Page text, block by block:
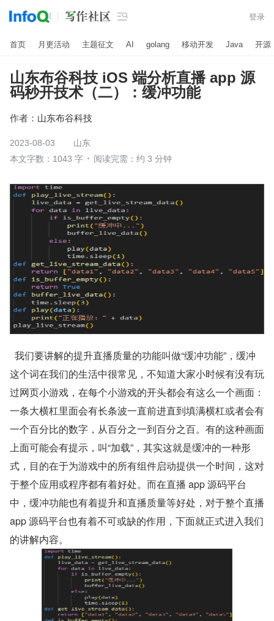
 登录
首页 月更活动 主题征文 AI golang 移动开发 Java 开源
山东布谷科技 iOS 端分析直播 app 源
码秒开技术（二）：缓冲功能
作者： 山东布谷科技
2023-08-03
山东
本文字数：1043 字
阅读完需：约 3 分钟
这个词在我们的生活中很常见，不知道大家小时候有没有玩
过网页小游戏，在每个小游戏的开头都会有这么一个画面：
一条大横杠里面会有长条波一直前进直到填满横杠或者会有
一个百分比的数字，从百分之一到百分之百。有的这种画面
上面可能会有提示，叫“加载”，其实这就是缓冲的一种形
式，目的在于为游戏中的所有组件启动提供一个时间，这对
于整个应用或程序都有着好处。而在直播 app 源码平台
中，缓冲功能也有着提升和直播质量等好处，对于整个直播
app 源码平台也有着不可或缺的作用，下面就正式进入我们
的讲解内容。